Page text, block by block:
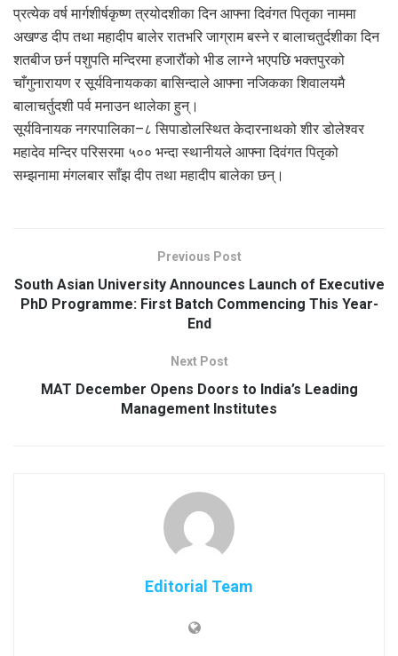
प्रत्येक वर्ष मार्गशीर्षकृष्ण त्रयोदशीका दिन आफ्ना दिवंगत पितृका नाममा
अखण्ड दीप तथा महादीप बालेर रातभरि जाग्राम बस्ने र बालाचतुर्दशीका दिन
शतबीज छर्न पशुपति मन्दिरमा हजारौंको भीड लाग्ने भएपछि भक्तपुरको
चाँगुनारायण र सूर्यविनायकका बासिन्दाले आफ्ना नजिकका शिवालयमै
बालाचर्तुदशी पर्व मनाउन थालेका हुन्।
सूर्यविनायक नगरपालिका–८ सिपाडोलस्थित केदारनाथको शीर डोलेश्वर
महादेव मन्दिर परिसरमा ५०० भन्दा स्थानीयले आफ्ना दिवंगत पितृको
सम्झनामा मंगलबार साँझ दीप तथा महादीप बालेका छन्।
Previous Post
South Asian University Announces Launch of Executive
PhD Programme: First Batch Commencing This Year-
End
Next Post
MAT December Opens Doors to India’s Leading
Management Institutes
Editorial Team